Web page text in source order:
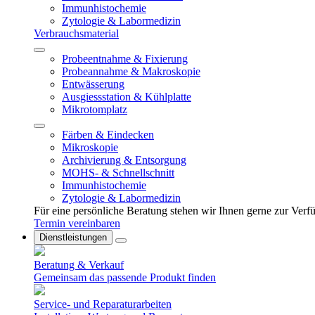
Immunhistochemie
Zytologie & Labormedizin
Verbrauchsmaterial
Probeentnahme & Fixierung
Probeannahme & Makroskopie
Entwässerung
Ausgiessstation & Kühlplatte
Mikrotomplatz
Färben & Eindecken
Mikroskopie
Archivierung & Entsorgung
MOHS- & Schnellschnitt
Immunhistochemie
Zytologie & Labormedizin
Für eine persönliche Beratung stehen wir Ihnen gerne zur
Termin vereinbaren
Dienstleistungen
Beratung & Verkauf
Gemeinsam das passende Produkt finden
Service- und Reparaturarbeiten